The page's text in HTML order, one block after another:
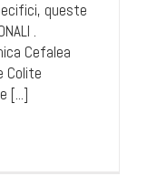
queste
.
Cefalea
Colite
[...]